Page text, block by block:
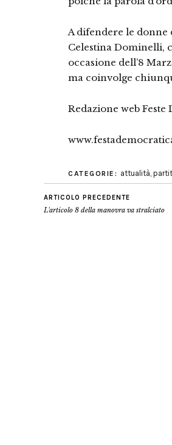
A difendere le donne
Celestina Dominelli,
occasione dell’8
ma coinvolge
Redazione web
CATEGORIE: attualità,
ARTICOLO PRECEDENTE
L'articolo 8 della manovra va stralciato